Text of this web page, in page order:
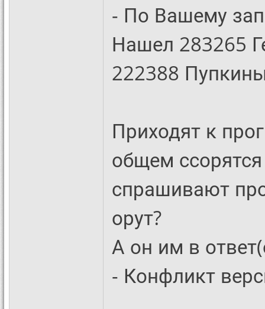
- По Вашему
Нашел 283265
222388
Приходят к
общем
спрашивают
орут?
А он им в
- Конфликт